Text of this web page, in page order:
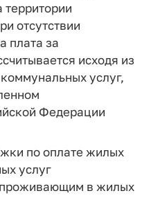
отсутствии
плата за
исходя из
услуг,
Федерации
по оплате жилых
услуг
проживающим в жилых